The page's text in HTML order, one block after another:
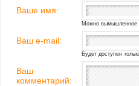
Ваше имя:
Можно вымышленное
Ваш e-mail:
Будет доступен
Ваш
комментарий: